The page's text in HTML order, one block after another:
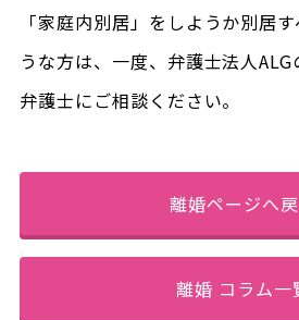
「家庭内別居」をしようか別居
うな方は、一度、弁護士法人
弁護士にご相談ください。
離婚ページへ
離婚 コラム一